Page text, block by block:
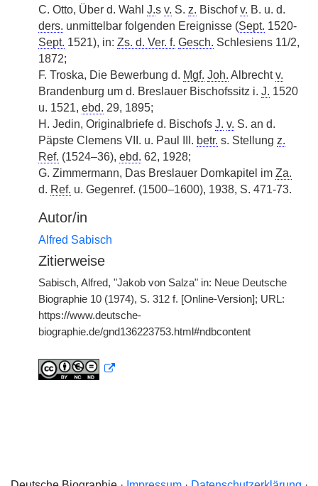
C. Otto, Über d. Wahl J.s v. S. z. Bischofv. B. u. d.
ders. unmittelbar folgenden Ereignisse (Sept. 1520-
Sept. 1521), in: Zs. d. Ver. f. Gesch. Schlesiens 11/2,
1872;
F. Troska, Die Bewerbung d. Mgf. Joh. Albrechtv.
Brandenburg um d. Breslauer Bischofssitz i. J. 1520
u. 1521, ebd. 29, 1895;
H. Jedin, Originalbriefe d. Bischofs J. v. S. an d.
Päpste Clemens VII. u. Paul III. betr. s. Stellung z.
Ref. (1524–36), ebd. 62, 1928;
G. Zimmermann, Das Breslauer Domkapitel im Za.
d. Ref. u. Gegenref. (1500–1600), 1938, S. 471-73.
Autor/in
Alfred Sabisch
Zitierweise
Sabisch, Alfred, "Jakob von Salza" in: Neue Deutsche
Biographie 10 (1974), S. 312 f. [Online-Version]; URL:
https://www.deutsche-
biographie.de/gnd136223753.html#ndbcontent